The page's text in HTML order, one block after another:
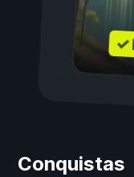
✓
Conquistas